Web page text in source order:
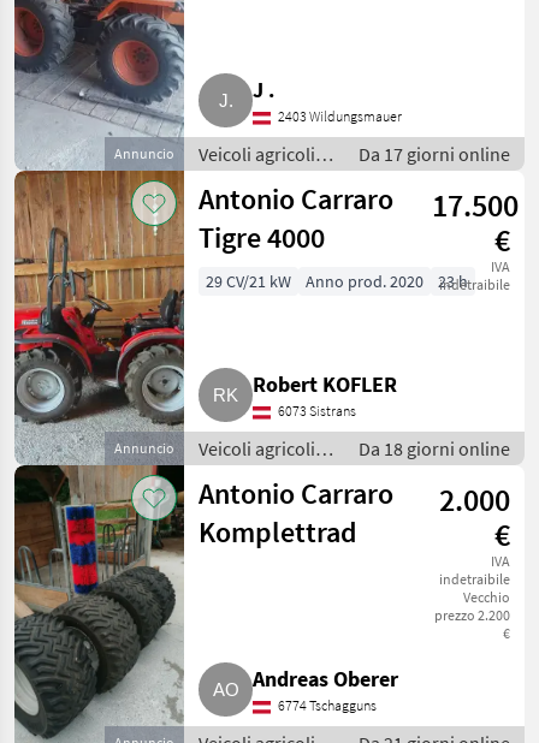
Annuncio
J .
2403 Wildungsmauer
Veicoli agricoli a
motore / Carri a
motore
Da 17 giorni online
Annuncio
Antonio Carraro
Tigre 4000
17.500
€
IVA
indetraibile
29 CV/21 kW Anno prod. 2020 23 h
Robert KOFLER
6073 Sistrans
Veicoli agricoli a
motore / Carri a
motore
Da 18 giorni online
Antonio Carraro
Komplettrad
2.000
€
IVA
indetraibile
Vecchio
prezzo 2.200
€
Andreas Oberer
6774 Tschagguns